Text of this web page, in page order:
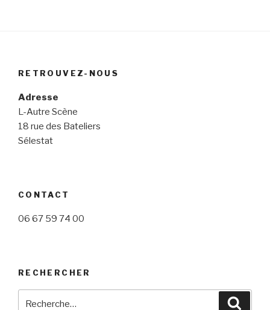
RETROUVEZ-NOUS
Adresse
L-Autre Scène
18 rue des Bateliers
Sélestat
CONTACT
06 67 59 74 00
RECHERCHER